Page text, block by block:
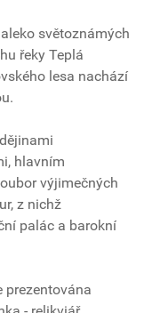
světoznámých
řeky Teplá
lesa nachází
hlavním
výjimečných
z nichž
palác a barokní
prezentována